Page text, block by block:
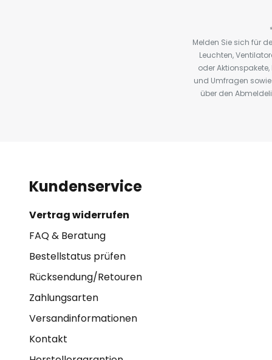
Melden Sie sich für
Leuchten,
oder
und Umfragen
über den
Kundenservice
Vertrag widerrufen
FAQ & Beratung
Bestellstatus prüfen
Rücksendung/Retouren
Zahlungsarten
Versandinformationen
Kontakt